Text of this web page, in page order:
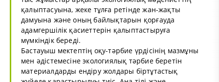
қалыптасуына, жеке тұлға ретінде жан-жақты
дамуына және оның байлықтарын қорғауда
адамгершілік қасиеттерін қалыптастыруға
мүмкіндік береді.
Бастауыш мектептің оқу-тәрбие үрдісінің мазмұны
мен әдістемесіне экологиялық тәрбие беретін
материалдарды ендіру жолдары біртұтастық